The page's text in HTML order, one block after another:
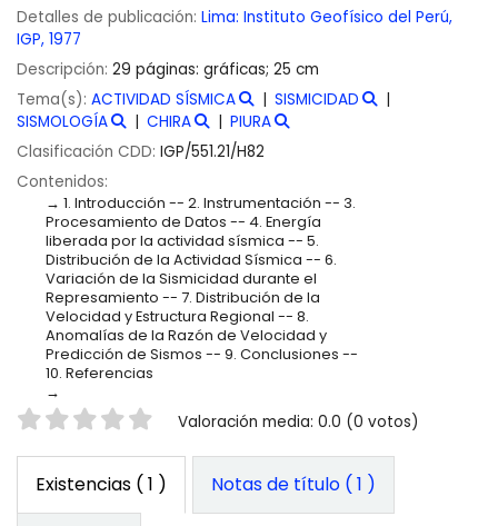
Detalles de publicación: Lima: Instituto Geofísico del Perú,
IGP, 1977
Descripción: 29 páginas: gráficas; 25 cm
Tema(s): ACTIVIDAD SÍSMICA
SISMICIDAD
SISMOLOGÍA
CHIRA
PIURA
Clasificación CDD: IGP/551.21/H82
Contenidos:
1. Introducción -- 2. Instrumentación -- 3.
Procesamiento de Datos -- 4. Energía
liberada por la actividad sísmica -- 5.
Distribución de la Actividad Sísmica -- 6.
Variación de la Sismicidad durante el
Represamiento -- 7. Distribución de la
Velocidad y Estructura Regional -- 8.
Anomalías de la Razón de Velocidad y
Predicción de Sismos -- 9. Conclusiones --
10. Referencias
Valoración Valoración media: 0.0 (0 votos)
Existencias ( 1 ) Notas de título ( 1 )